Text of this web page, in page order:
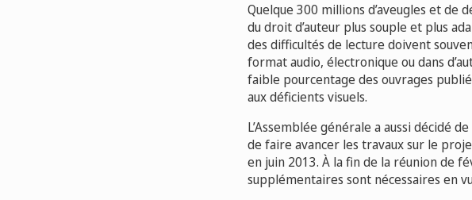
Quelque 300 millions d’aveugles et de
du droit d’auteur plus souple et plus
des difficultés de lecture doivent
format audio, électronique ou dans
faible pourcentage des ouvrages
aux déficients visuels.
L’Assemblée générale a aussi décidé
de faire avancer les travaux sur le
en juin 2013. À la fin de la réunion de
supplémentaires sont nécessaires en